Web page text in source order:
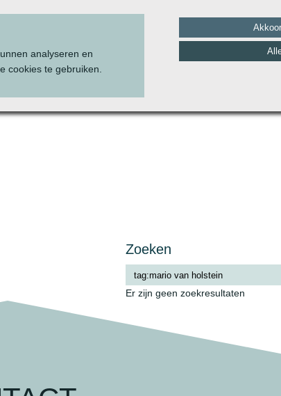
analyseren en
cookies te gebruiken.
Zoeken
Er zijn geen zoekresultaten